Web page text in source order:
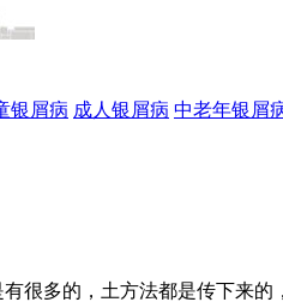
银屑病 成人银屑病 中老年银屑
很多的，土方法都是传下来的